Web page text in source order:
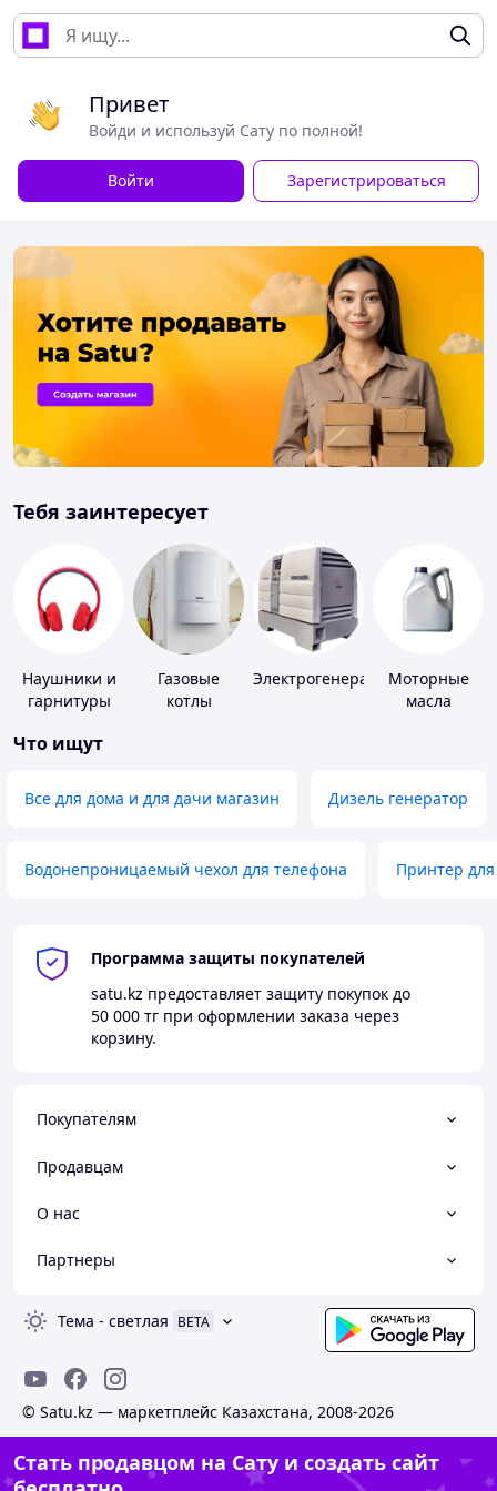
Привет
Войди и используй Сату по полной!
Войти Зарегистрироваться
Тебя заинтересует
Наушники и
гарнитуры
Газовые
котлы
ЭлектрогенераторыМоторные
масла
Что ищут
Все для дома и для дачи магазин Дизель генератор
Водонепроницаемый чехол для телефона Принтер
Программа защиты покупателей
satu.kz предоставляет защиту покупок до
50 000 тг при оформлении заказа через
корзину.
Покупателям
Продавцам
О нас
Партнеры
Тема - светлая BETA
© Satu.kz — маркетплейс Казахстана, 2008-2026
Стать продавцом на Сату и создать сайт